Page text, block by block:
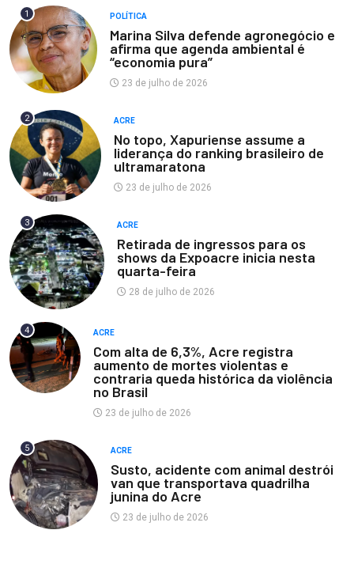
1 POLÍTICA
Marina Silva defende agronegócio e
afirma que agenda ambiental é
“economia pura”
23 de julho de 2026
2 ACRE
No topo, Xapuriense assume a
liderança do ranking brasileiro de
ultramaratona
23 de julho de 2026
3 ACRE
Retirada de ingressos para os
shows da Expoacre inicia nesta
quarta-feira
28 de julho de 2026
4 ACRE
Com alta de 6,3%, Acre registra
aumento de mortes violentas e
contraria queda histórica da violência
no Brasil
23 de julho de 2026
5 ACRE
Susto, acidente com animal destrói
van que transportava quadrilha
junina do Acre
23 de julho de 2026